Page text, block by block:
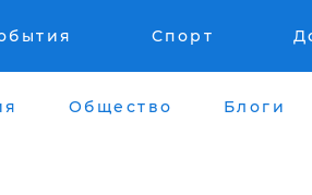
Спорт
Общество Блоги